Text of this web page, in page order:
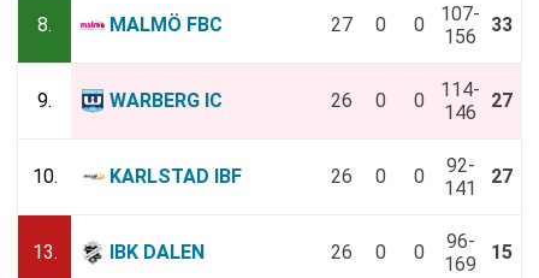
8. MALMÖ FBC 27 0 0
107-
156
33
9. WARBERG IC 26 0 0
114-
146
27
10. KARLSTAD IBF 26 0 0
92-
141
27
13. IBK DALEN 26 0 0
96-
169
15